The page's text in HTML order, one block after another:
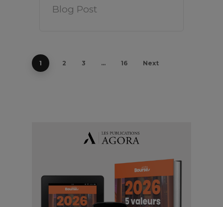
Blog Post
1 2 3 … 16 Next